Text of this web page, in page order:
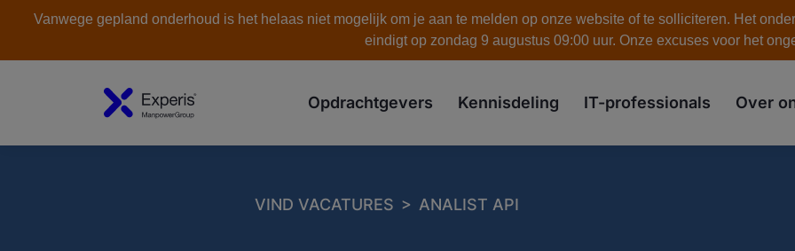
Vanwege gepland onderhoud is het helaas niet mogelijk om je aan te melden op onze website of te solliciteren. Het
eindigt op zondag 9 augustus 09:00 uur. Onze excuses voor het
skip to the main content
Opdrachtgevers Kennisdeling IT-professionals Over
VIND VACATURES > ANALIST API